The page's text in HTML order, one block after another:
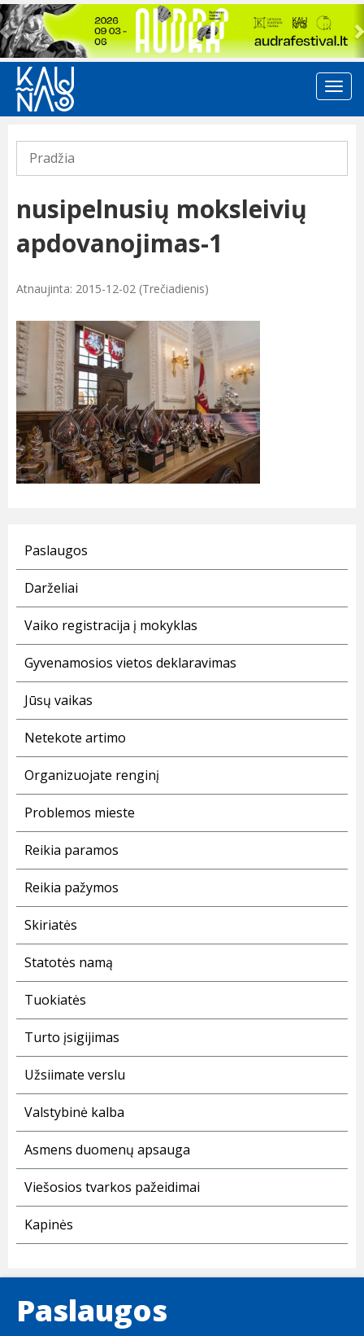
Previous
Pradžia
nusipelnusių moksleivių
apdovanojimas-1
Atnaujinta: 2015-12-02 (Trečiadienis)
Paslaugos
Darželiai
Vaiko registracija į mokyklas
Gyvenamosios vietos deklaravimas
Jūsų vaikas
Netekote artimo
Organizuojate renginį
Problemos mieste
Reikia paramos
Reikia pažymos
Skiriatės
Statotės namą
Tuokiatės
Turto įsigijimas
Užsiimate verslu
Valstybinė kalba
Asmens duomenų apsauga
Viešosios tvarkos pažeidimai
Kapinės
Paslaugos